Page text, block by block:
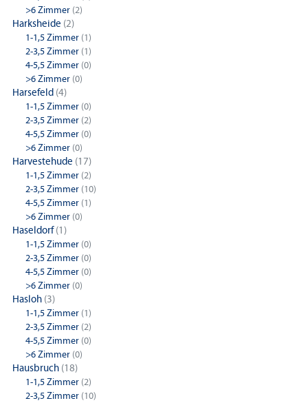
>6 Zimmer (2)
Harksheide (2)
1-1,5 Zimmer (1)
2-3,5 Zimmer (1)
4-5,5 Zimmer (0)
>6 Zimmer (0)
Harsefeld (4)
1-1,5 Zimmer (0)
2-3,5 Zimmer (2)
4-5,5 Zimmer (0)
>6 Zimmer (0)
Harvestehude (17)
1-1,5 Zimmer (2)
2-3,5 Zimmer (10)
4-5,5 Zimmer (1)
>6 Zimmer (0)
Haseldorf(1)
1-1,5 Zimmer (0)
2-3,5 Zimmer (0)
4-5,5 Zimmer (0)
>6 Zimmer (0)
Hasloh (3)
1-1,5 Zimmer (1)
2-3,5 Zimmer (2)
4-5,5 Zimmer (0)
>6 Zimmer (0)
Hausbruch (18)
1-1,5 Zimmer (2)
2-3,5 Zimmer (10)